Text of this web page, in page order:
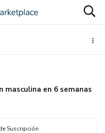
masculina en 6 semanas
Suscripción